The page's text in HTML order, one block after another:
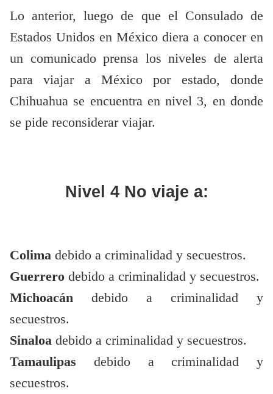
Lo anterior, luego de que el Consulado de
Estados Unidos en México diera a conocer en
un comunicado prensa los niveles de alerta
para viajar a México por estado, donde
Chihuahua se encuentra en nivel 3, en donde
se pide reconsiderar viajar.
Nivel 4 No viaje a:
Colima debido a criminalidad y secuestros.
Guerrero debido a criminalidad y secuestros.
Michoacán debido a criminalidad y
secuestros.
Sinaloa debido a criminalidad y secuestros.
Tamaulipas debido a criminalidad y
secuestros.